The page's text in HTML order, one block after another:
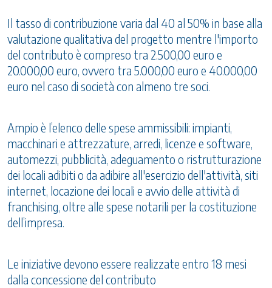
Il tasso di contribuzione varia dal 40 al 50% in base alla
valutazione qualitativa del progetto mentre l'importo
del contributo è compreso tra 2.500,00 euro e
20.000,00 euro, ovvero tra 5.000,00 euro e 40.000,00
euro nel caso di società con almeno tre soci.
Ampio è l’elenco delle spese ammissibili: impianti,
macchinari e attrezzature, arredi, licenze e software,
automezzi, pubblicità, adeguamento o ristrutturazione
dei locali adibiti o da adibire all'esercizio dell'attività, siti
internet, locazione dei locali e avvio delle attività di
franchising, oltre alle spese notarili per la costituzione
dell’impresa.
Le iniziative devono essere realizzate entro 18 mesi
dalla concessione del contributo